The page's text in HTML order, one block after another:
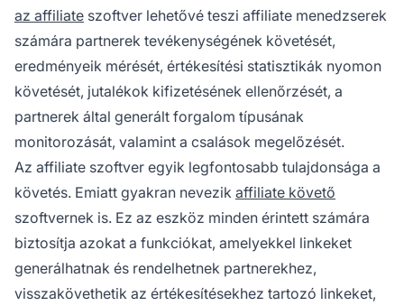
az affiliate szoftver lehetővé teszi affiliate menedzserek
számára partnerek tevékenységének követését,
eredményeik mérését, értékesítési statisztikák nyomon
követését, jutalékok kifizetésének ellenőrzését, a
partnerek által generált forgalom típusának
monitorozását, valamint a csalások megelőzését.
Az affiliate szoftver egyik legfontosabb tulajdonsága a
követés. Emiatt gyakran nevezik affiliate követő
szoftvernek is. Ez az eszköz minden érintett számára
biztosítja azokat a funkciókat, amelyekkel linkeket
generálhatnak és rendelhetnek partnerekhez,
visszakövethetik az értékesítésekhez tartozó linkeket,